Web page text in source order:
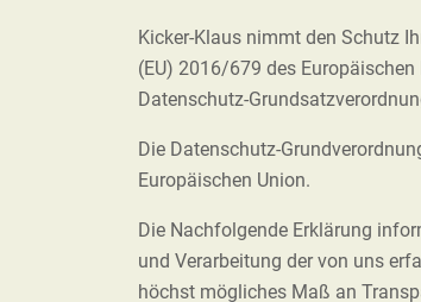
Kicker-Klaus nimmt den Schutz
(EU) 2016/679 des
Datenschutz-
Die Datenschutz-
Europäischen Union.
Die Nachfolgende Erklärung
und Verarbeitung der von uns
höchst mögliches Maß an